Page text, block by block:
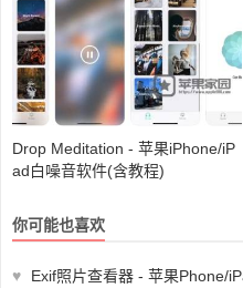
Drop Meditation - 苹果iPhone/iP
ad白噪音软件(含教程)
你可能也喜欢
♥ Exif照片查看器 - 苹果Phone/iPad照